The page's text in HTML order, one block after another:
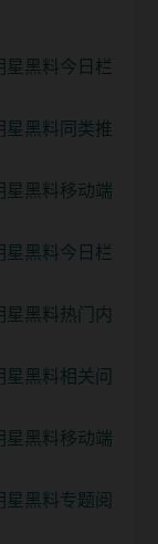
星黑料今日栏
星黑料同类推
星黑料移动端
星黑料今日栏
星黑料热门内
黑料相关问
星黑料移动端
黑料专题阅